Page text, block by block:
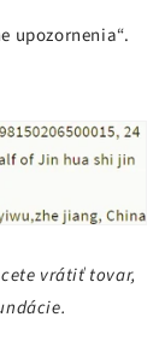
upozornenia“.
vrátiť tovar,